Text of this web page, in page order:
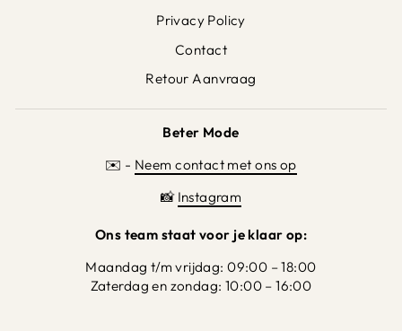
Privacy Policy
Contact
Retour Aanvraag
Beter Mode
✉️ - Neem contact met ons op
📸 Instagram
Ons team staat voor je klaar op:
Maandag t/m vrijdag: 09:00 – 18:00
Zaterdag en zondag: 10:00 – 16:00